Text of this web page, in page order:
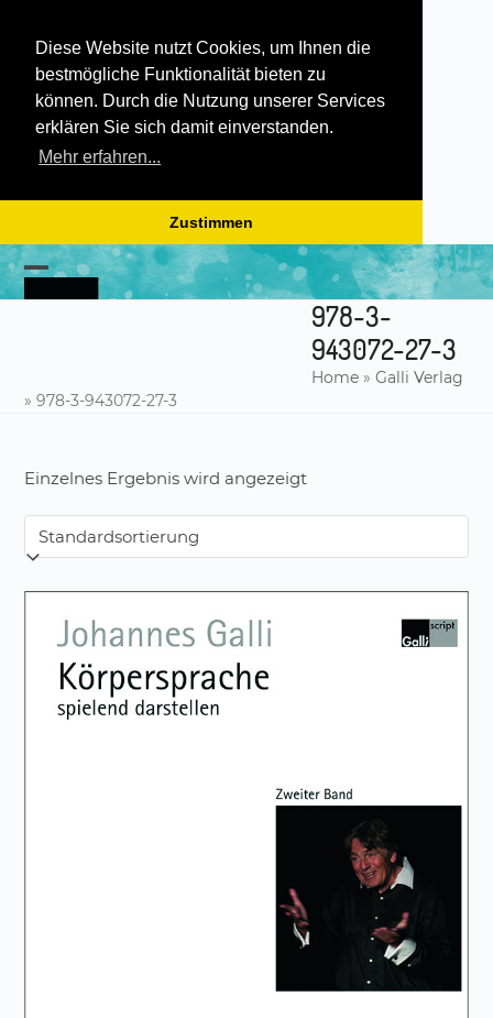
Diese Website nutzt Cookies, um Ihnen die
bestmögliche Funktionalität bieten zu
können. Durch die Nutzung unserer Services
erklären Sie sich damit einverstanden.
Mehr erfahren...
Zustimmen
Skip
to
content
Open
Close
978-3-
943072-27-3
Home» Galli Verlag
»978-3-943072-27-3
Einzelnes Ergebnis wird angezeigt